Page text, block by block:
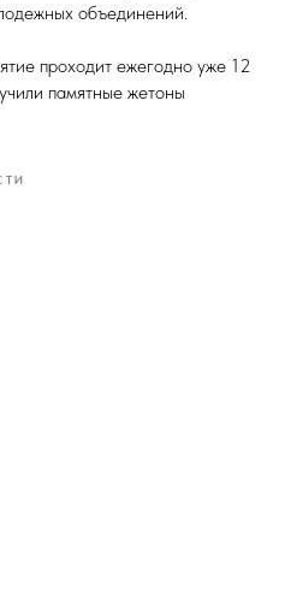
объединений.
проходит ежегодно уже 12
памятные жетоны